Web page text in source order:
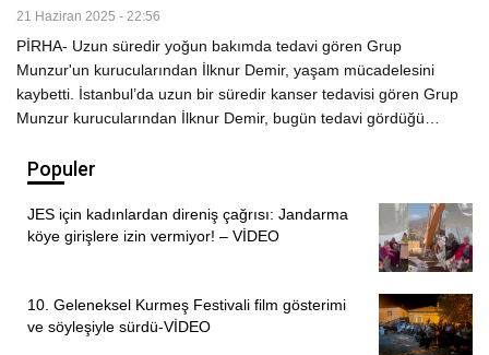
21 Haziran 2025 - 22:56
PİRHA- Uzun süredir yoğun bakımda tedavi gören Grup
Munzur'un kurucularından İlknur Demir, yaşam mücadelesini
kaybetti. İstanbul’da uzun bir süredir kanser tedavisi gören Grup
Munzur kurucularından İlknur Demir, bugün tedavi gördüğü…
Populer
JES için kadınlardan direniş çağrısı: Jandarma
köye girişlere izin vermiyor! – VİDEO
10. Geleneksel Kurmeş Festivali film gösterimi
ve söyleşiyle sürdü-VİDEO